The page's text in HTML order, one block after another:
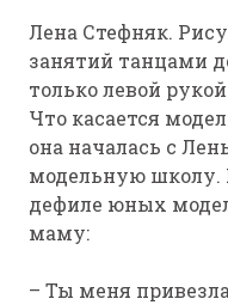
Лена Стефняк.
занятий танцами
только левой рукой
Что касается
она началась с
модельную школу.
дефиле юных
маму:
– Ты меня